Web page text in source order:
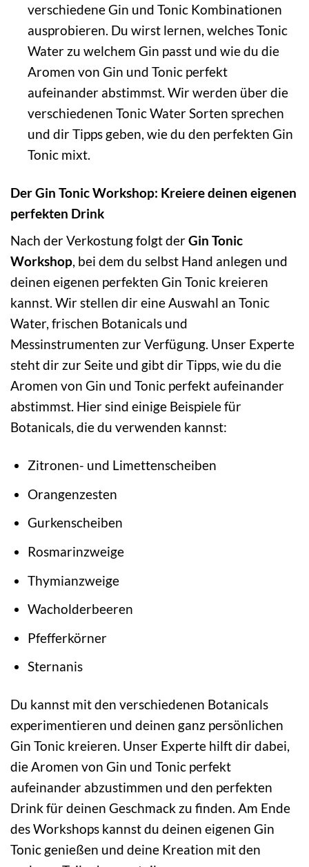
verschiedene Gin und Tonic Kombinationen
ausprobieren. Du wirst lernen, welches Tonic
Water zu welchem Gin passt und wie du die
Aromen von Gin und Tonic perfekt
aufeinander abstimmst. Wir werden über die
verschiedenen Tonic Water Sorten sprechen
und dir Tipps geben, wie du den perfekten Gin
Tonic mixt.
Der Gin Tonic Workshop: Kreiere deinen eigenen
perfekten Drink
Nach der Verkostung folgt derGin Tonic
Workshop, bei dem du selbst Hand anlegen und
deinen eigenen perfekten Gin Tonic kreieren
kannst. Wir stellen dir eine Auswahl an Tonic
Water, frischen Botanicals und
Messinstrumenten zur Verfügung. Unser Experte
steht dir zur Seite und gibt dir Tipps, wie du die
Aromen von Gin und Tonic perfekt aufeinander
abstimmst. Hier sind einige Beispiele für
Botanicals, die du verwenden kannst:
Zitronen- und Limettenscheiben
Orangenzesten
Gurkenscheiben
Rosmarinzweige
Thymianzweige
Wacholderbeeren
Pfefferkörner
Sternanis
Du kannst mit den verschiedenen Botanicals
experimentieren und deinen ganz persönlichen
Gin Tonic kreieren. Unser Experte hilft dir dabei,
die Aromen von Gin und Tonic perfekt
aufeinander abzustimmen und den perfekten
Drink für deinen Geschmack zu finden. Am Ende
des Workshops kannst du deinen eigenen Gin
Tonic genießen und deine Kreation mit den